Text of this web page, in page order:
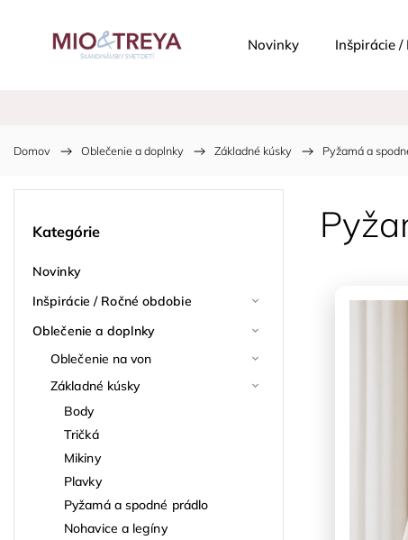
Novinky Inšpirácie /
Domov / Oblečenie a doplnky / Základné kúsky / Pyžamá a
Kategórie
Novinky
Inšpirácie / Ročné obdobie
Oblečenie a doplnky
Oblečenie na von
Základné kúsky
Body
Tričká
Mikiny
Plavky
Pyžamá a spodné prádlo
Nohavice a legíny